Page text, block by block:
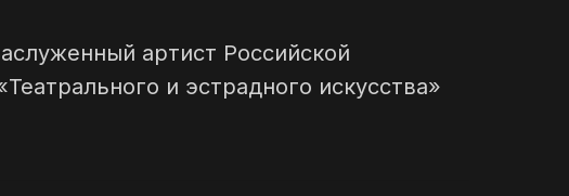
артист Российской
и эстрадного искусства»